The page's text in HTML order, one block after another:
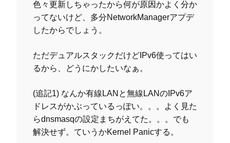
色々更新しちゃったから何が原因かよく分か
ってないけど、多分NetworkManagerアプデ
したからでしょう。
ただデュアルスタックだけどIPv6使ってはい
るから、どうにかしたいなぁ。
(追記1) なんか有線LANと無線LANのIPv6ア
ドレスがかぶっているっぽい。。。よく見た
らdnsmasqの設定まちがえてた。。。でも
解決せず。ていうかKernel Panicする。